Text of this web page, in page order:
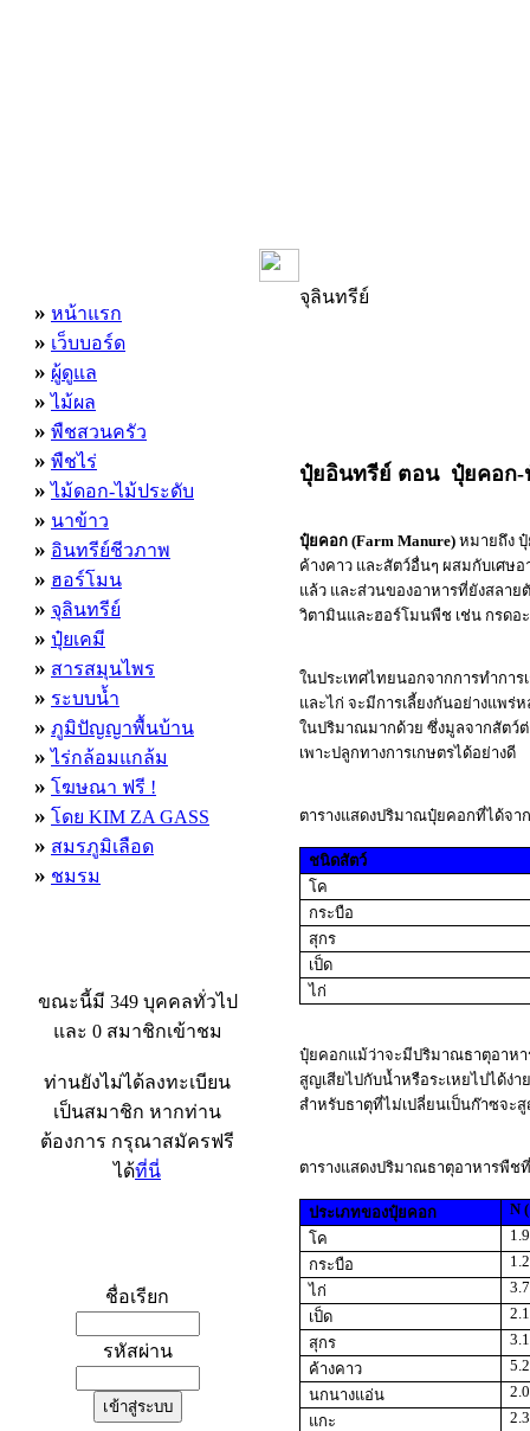
» หน้าแรก
» เว็บบอร์ด
» ผู้ดูแล
» ไม้ผล
» พืชสวนครัว
» พืชไร่
» ไม้ดอก-ไม้ประดับ
» นาข้าว
» อินทรีย์ชีวภาพ
» ฮอร์โมน
» จุลินทรีย์
» ปุ๋ยเคมี
» สารสมุนไพร
» ระบบน้ำ
» ภูมิปัญญาพื้นบ้าน
» ไร่กล้อมแกล้ม
» โฆษณา ฟรี !
» โดย KIM ZA GASS
» สมรภูมิเลือด
» ชมรม
ขณะนี้มี 349 บุคคลทั่วไป
และ 0 สมาชิกเข้าชม
ท่านยังไม่ได้ลงทะเบียน
เป็นสมาชิก หากท่าน
ต้องการ กรุณาสมัครฟรี
ได้ที่นี่
ชื่อเรียก
รหัสผ่าน
จุลินทรีย์
ปุ๋ยอินทรีย์ ตอน ปุ๋ยคอก
ปุ๋ยคอก (Farm Manure) หมายถึง ปุ๋
ค้างคาว และสัตว์อื่นๆ ผสมกับเศษ
แล้ว และส่วนของอาหารที่ยังสลา
วิตามินและฮอร์โมนพืช เช่น กรดอ
ในประเทศไทยนอกจากการทำการ
และไก่ จะมีการเลี้ยงกันอย่างแพร่
ในปริมาณมากด้วย ซึ่งมูลจากสัตว์
เพาะปลูกทางการเกษตรได้อย่างดี
ตารางแสดงปริมาณปุ๋ยคอกที่ได้จา
ชนิดสัตว์
โค
กระบือ
สุกร
เป็ด
ไก่
ปุ๋ยคอกแม้ว่าจะมีปริมาณธาตุอาหา
สูญเสียไปกับน้ำหรือระเหยไปได้ง่
สำหรับธาตุที่ไม่เปลี่ยนเป็นก๊าซจะ
ตารางแสดงปริมาณธาตุอาหารพื
ประเภทของปุ๋ยคอก
N
โค
กระบือ
ไก่
เป็ด
สุกร
ค้างคาว
นกนางแอ่น
แกะ